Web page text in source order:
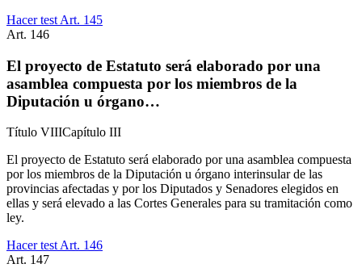
Hacer test Art. 145
Art. 146
El proyecto de Estatuto será elaborado por una
asamblea compuesta por los miembros de la
Diputación u órgano…
Título VIIICapítulo III
El proyecto de Estatuto será elaborado por una asamblea compuesta
por los miembros de la Diputación u órgano interinsular de las
provincias afectadas y por los Diputados y Senadores elegidos en
ellas y será elevado a las Cortes Generales para su tramitación como
ley.
Hacer test Art. 146
Art. 147